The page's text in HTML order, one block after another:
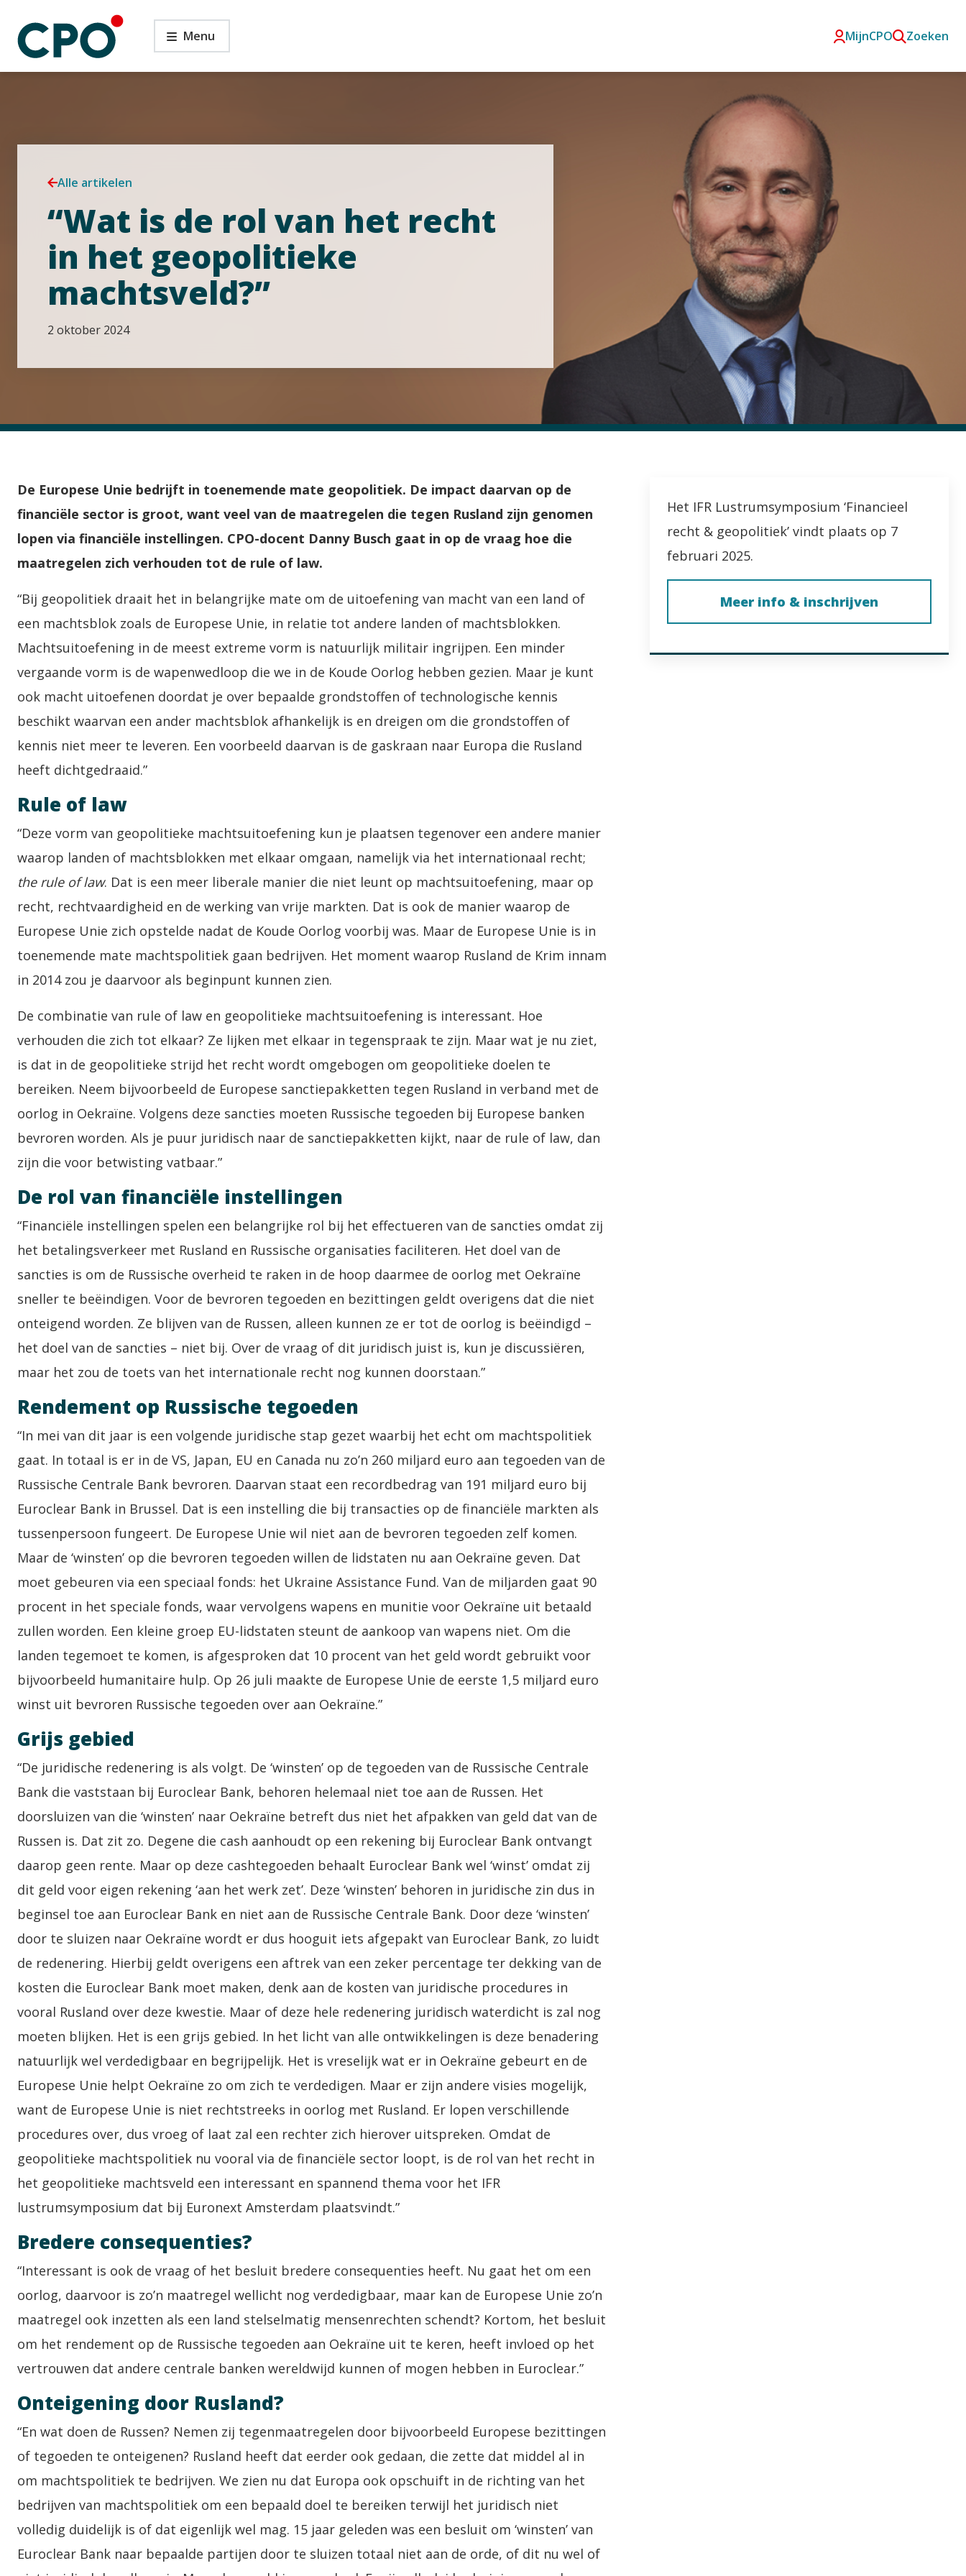
naar
inhoud
“Wat
is
de
rol
het
machtsveld?”
Menu MijnCPO Zoeken
Alle artikelen
“Wat is de rol van het recht
in het geopolitieke
machtsveld?”
2 oktober 2024
De Europese Unie bedrijft in toenemende mate geopolitiek. De impact daarvan op de
financiële sector is groot, want veel van de maatregelen die tegen Rusland zijn genomen
lopen via financiële instellingen. CPO-docent Danny Busch gaat in op de vraag hoe die
maatregelen zich verhouden tot de rule of law.
“Bij geopolitiek draait het in belangrijke mate om de uitoefening van macht van een land of
een machtsblok zoals de Europese Unie, in relatie tot andere landen of machtsblokken.
Machtsuitoefening in de meest extreme vorm is natuurlijk militair ingrijpen. Een minder
vergaande vorm is de wapenwedloop die we in de Koude Oorlog hebben gezien. Maar je kunt
ook macht uitoefenen doordat je over bepaalde grondstoffen of technologische kennis
beschikt waarvan een ander machtsblok afhankelijk is en dreigen om die grondstoffen of
kennis niet meer te leveren. Een voorbeeld daarvan is de gaskraan naar Europa die Rusland
heeft dichtgedraaid.”
Rule of law
“Deze vorm van geopolitieke machtsuitoefening kun je plaatsen tegenover een andere manier
waarop landen of machtsblokken met elkaar omgaan, namelijk via het internationaal recht;
the rule of law. Dat is een meer liberale manier die niet leunt op machtsuitoefening, maar op
recht, rechtvaardigheid en de werking van vrije markten. Dat is ook de manier waarop de
Europese Unie zich opstelde nadat de Koude Oorlog voorbij was. Maar de Europese Unie is in
toenemende mate machtspolitiek gaan bedrijven. Het moment waarop Rusland de Krim innam
in 2014 zou je daarvoor als beginpunt kunnen zien.
De combinatie van rule of law en geopolitieke machtsuitoefening is interessant. Hoe
verhouden die zich tot elkaar? Ze lijken met elkaar in tegenspraak te zijn. Maar wat je nu ziet,
is dat in de geopolitieke strijd het recht wordt omgebogen om geopolitieke doelen te
bereiken. Neem bijvoorbeeld de Europese sanctiepakketten tegen Rusland in verband met de
oorlog in Oekraïne. Volgens deze sancties moeten Russische tegoeden bij Europese banken
bevroren worden. Als je puur juridisch naar de sanctiepakketten kijkt, naar de rule of law, dan
zijn die voor betwisting vatbaar.”
De rol van financiële instellingen
“Financiële instellingen spelen een belangrijke rol bij het effectueren van de sancties omdat zij
het betalingsverkeer met Rusland en Russische organisaties faciliteren. Het doel van de
sancties is om de Russische overheid te raken in de hoop daarmee de oorlog met Oekraïne
sneller te beëindigen. Voor de bevroren tegoeden en bezittingen geldt overigens dat die niet
onteigend worden. Ze blijven van de Russen, alleen kunnen ze er tot de oorlog is beëindigd –
het doel van de sancties – niet bij. Over de vraag of dit juridisch juist is, kun je discussiëren,
maar het zou de toets van het internationale recht nog kunnen doorstaan.”
Rendement op Russische tegoeden
“In mei van dit jaar is een volgende juridische stap gezet waarbij het echt om machtspolitiek
gaat. In totaal is er in de VS, Japan, EU en Canada nu zo’n 260 miljard euro aan tegoeden van de
Russische Centrale Bank bevroren. Daarvan staat een recordbedrag van 191 miljard euro bij
Euroclear Bank in Brussel. Dat is een instelling die bij transacties op de financiële markten als
tussenpersoon fungeert. De Europese Unie wil niet aan de bevroren tegoeden zelf komen.
Maar de ‘winsten’ op die bevroren tegoeden willen de lidstaten nu aan Oekraïne geven. Dat
moet gebeuren via een speciaal fonds: het Ukraine Assistance Fund. Van de miljarden gaat 90
procent in het speciale fonds, waar vervolgens wapens en munitie voor Oekraïne uit betaald
zullen worden. Een kleine groep EU-lidstaten steunt de aankoop van wapens niet. Om die
landen tegemoet te komen, is afgesproken dat 10 procent van het geld wordt gebruikt voor
bijvoorbeeld humanitaire hulp. Op 26 juli maakte de Europese Unie de eerste 1,5 miljard euro
winst uit bevroren Russische tegoeden over aan Oekraïne.”
Grijs gebied
“De juridische redenering is als volgt. De ‘winsten’ op de tegoeden van de Russische Centrale
Bank die vaststaan bij Euroclear Bank, behoren helemaal niet toe aan de Russen. Het
doorsluizen van die ‘winsten’ naar Oekraïne betreft dus niet het afpakken van geld dat van de
Russen is. Dat zit zo. Degene die cash aanhoudt op een rekening bij Euroclear Bank ontvangt
daarop geen rente. Maar op deze cashtegoeden behaalt Euroclear Bank wel ‘winst’ omdat zij
dit geld voor eigen rekening ‘aan het werk zet’. Deze ‘winsten’ behoren in juridische zin dus in
beginsel toe aan Euroclear Bank en niet aan de Russische Centrale Bank. Door deze ‘winsten’
door te sluizen naar Oekraïne wordt er dus hooguit iets afgepakt van Euroclear Bank, zo luidt
de redenering. Hierbij geldt overigens een aftrek van een zeker percentage ter dekking van de
kosten die Euroclear Bank moet maken, denk aan de kosten van juridische procedures in
vooral Rusland over deze kwestie. Maar of deze hele redenering juridisch waterdicht is zal nog
moeten blijken. Het is een grijs gebied. In het licht van alle ontwikkelingen is deze benadering
natuurlijk wel verdedigbaar en begrijpelijk. Het is vreselijk wat er in Oekraïne gebeurt en de
Europese Unie helpt Oekraïne zo om zich te verdedigen. Maar er zijn andere visies mogelijk,
want de Europese Unie is niet rechtstreeks in oorlog met Rusland. Er lopen verschillende
procedures over, dus vroeg of laat zal een rechter zich hierover uitspreken. Omdat de
geopolitieke machtspolitiek nu vooral via de financiële sector loopt, is de rol van het recht in
het geopolitieke machtsveld een interessant en spannend thema voor het IFR
lustrumsymposium dat bij Euronext Amsterdam plaatsvindt.”
Bredere consequenties?
“Interessant is ook de vraag of het besluit bredere consequenties heeft. Nu gaat het om een
oorlog, daarvoor is zo’n maatregel wellicht nog verdedigbaar, maar kan de Europese Unie zo’n
maatregel ook inzetten als een land stelselmatig mensenrechten schendt? Kortom, het besluit
om het rendement op de Russische tegoeden aan Oekraïne uit te keren, heeft invloed op het
vertrouwen dat andere centrale banken wereldwijd kunnen of mogen hebben in Euroclear.”
Onteigening door Rusland?
“En wat doen de Russen? Nemen zij tegenmaatregelen door bijvoorbeeld Europese bezittingen
of tegoeden te onteigenen? Rusland heeft dat eerder ook gedaan, die zette dat middel al in
om machtspolitiek te bedrijven. We zien nu dat Europa ook opschuift in de richting van het
bedrijven van machtspolitiek om een bepaald doel te bereiken terwijl het juridisch niet
volledig duidelijk is of dat eigenlijk wel mag. 15 jaar geleden was een besluit om ‘winsten’ van
Euroclear Bank naar bepaalde partijen door te sluizen totaal niet aan de orde, of dit nu wel of
Het IFR Lustrumsymposium ‘Financieel
recht & geopolitiek’ vindt plaats op 7
februari 2025.
Meer info & inschrijven